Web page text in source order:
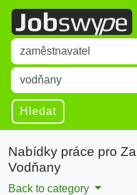
Title
Type 1 or more characters
Místo
Type 1 or more characters
Hledat
Nabídky práce pro
Vodňany
Back to category